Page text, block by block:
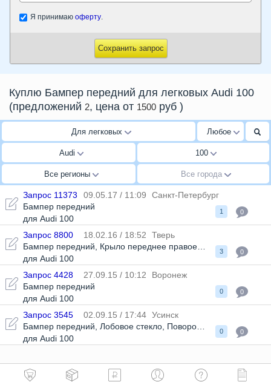
Я принимаю оферту.
Сохранить запрос
Куплю Бампер передний для легковых Audi 100
(предложений 2, цена от 1500 руб )
Для легковых Любое
Audi 100
Все регионы Все города
Запрос 11373 09.05.17 / 11:09
Санкт-Петербург
Бампер передний
для Audi 100
1 0
Запрос 8800 18.02.16 / 18:52
Тверь
Бампер передний
Крыло переднее правое
Крыло
для Audi 100
3 0
Запрос 4428 27.09.15 / 10:12
Воронеж
Бампер передний
для Audi 100
0 0
Запрос 3545 02.09.15 / 17:44 Усинск
Бампер передний
Лобовое стекло Поворотники,Решетка
для Audi 100
0 0